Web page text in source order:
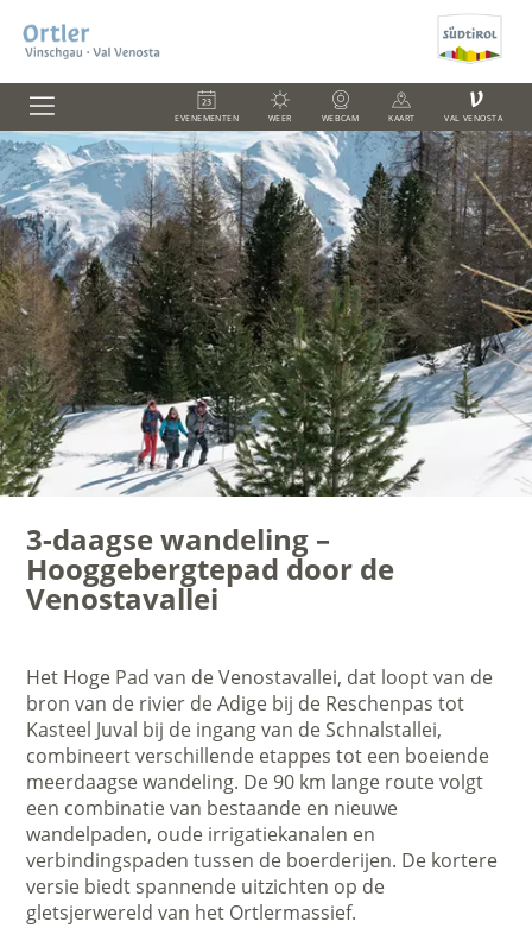
EVENEMENTEN WEER WEBCAM KAART
V
VAL VENOSTA
3-daagse wandeling –
Hooggebergtepad door de
Venostavallei
Het Hoge Pad van de Venostavallei, dat loopt van de
bron van de rivier de Adige bij de Reschenpas tot
Kasteel Juval bij de ingang van de Schnalstallei,
combineert verschillende etappes tot een boeiende
meerdaagse wandeling. De 90 km lange route volgt
een combinatie van bestaande en nieuwe
wandelpaden, oude irrigatiekanalen en
verbindingspaden tussen de boerderijen. De kortere
versie biedt spannende uitzichten op de
gletsjerwereld van het Ortlermassief.